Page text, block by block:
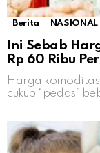
Berita NASIONAL
Ini Sebab
Rp 60 Ribu
Harga
cukup “pedas”